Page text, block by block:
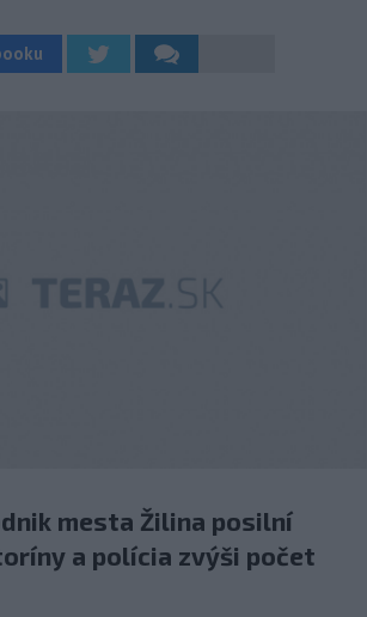
mesta Žilina posilní
a polícia zvýši počet